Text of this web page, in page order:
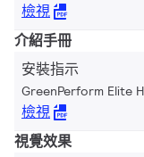
檢視
介紹手冊
安裝指示
GreenPerform Elite
檢視
視覺效果